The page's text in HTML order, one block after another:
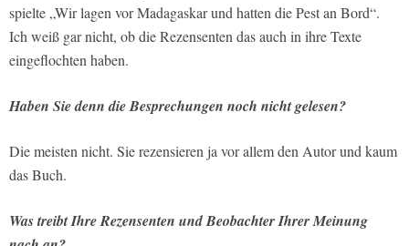
spielte „Wir lagen vor Madagaskar und hatten die Pest an Bord“.
Ich weiß gar nicht, ob die Rezensenten das auch in ihre Texte
eingeflochten haben.
Haben Sie denn die Besprechungen noch nicht gelesen?
Die meisten nicht. Sie rezensieren ja vor allem den Autor und kaum
das Buch.
Was treibt Ihre Rezensenten und Beobachter Ihrer Meinung